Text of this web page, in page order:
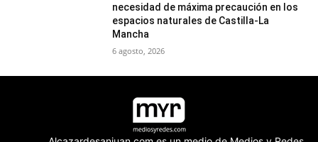
necesidad de máxima precaución en los
espacios naturales de Castilla-La
Mancha
6 agosto, 2026